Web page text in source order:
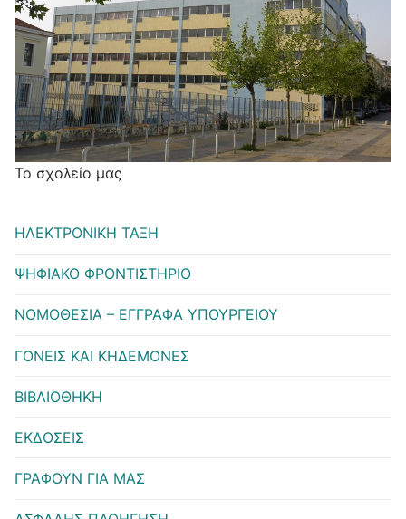
Το σχολείο μας
ΗΛΕΚΤΡΟΝΙΚΗ ΤΑΞΗ
ΨΗΦΙΑΚΟ ΦΡΟΝΤΙΣΤΗΡΙΟ
ΝΟΜΟΘΕΣΙΑ – ΕΓΓΡΑΦΑ ΥΠΟΥΡΓΕΙΟΥ
ΓΟΝΕΙΣ ΚΑΙ ΚΗΔΕΜΟΝΕΣ
ΒΙΒΛΙΟΘΗΚΗ
ΕΚΔΟΣΕΙΣ
ΓΡΑΦΟΥΝ ΓΙΑ ΜΑΣ